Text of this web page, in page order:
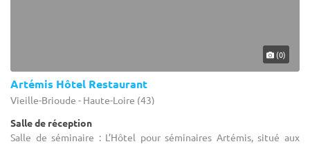
(0)
Artémis Hôtel Restaurant
Vieille-Brioude - Haute-Loire (43)
Salle de réception
Salle de séminaire : L’Hôtel pour séminaires Artémis, situé aux